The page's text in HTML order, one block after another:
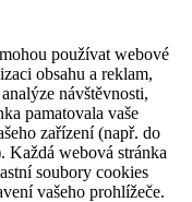
používat webové
obsahu a reklam,
návštěvnosti,
pamatovala vaše
zařízení (např. do
Každá webová stránka
soubory cookies
vašeho prohlížeče.